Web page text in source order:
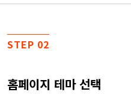
STEP 02
홈페이지 테마 선택